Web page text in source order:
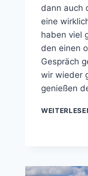
dann auch
eine
haben viel
den einen
Gespräch
wir wieder
genießen